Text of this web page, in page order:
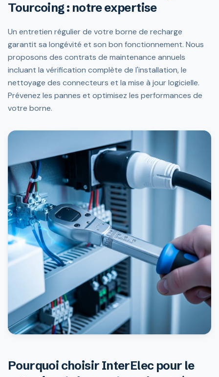
Tourcoing : notre expertise
Un entretien régulier de votre borne de recharge
garantit sa longévité et son bon fonctionnement. Nous
proposons des contrats de maintenance annuels
incluant la vérification complète de l'installation, le
nettoyage des connecteurs et la mise à jour logicielle.
Prévenez les pannes et optimisez les performances de
votre borne.
Pourquoi choisir InterElec pour le